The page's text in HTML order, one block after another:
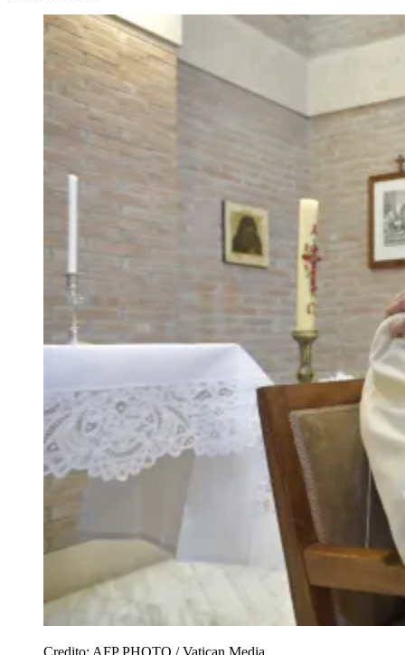
Credito: AFP PHOTO / Vatican Media